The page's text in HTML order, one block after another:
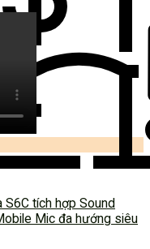
S6C tích hợp Sound
Mic đa hướng siêu